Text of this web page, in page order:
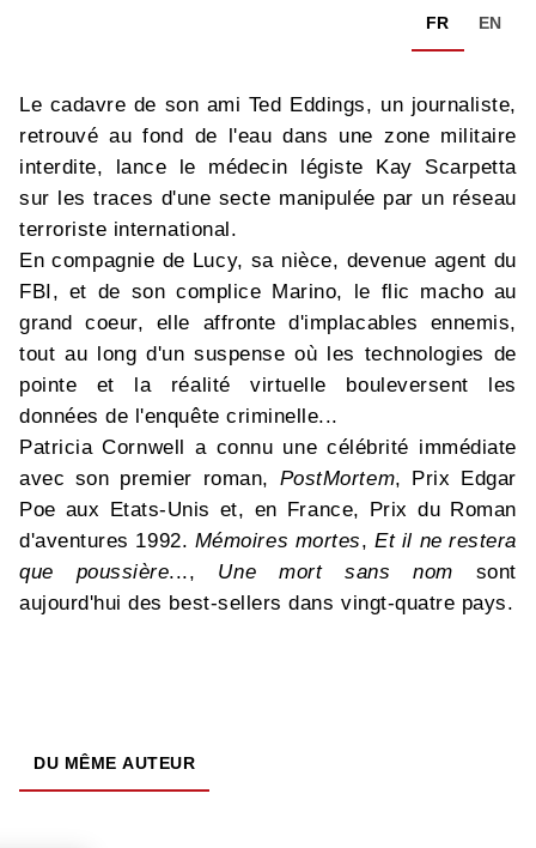
FR EN
Le cadavre de son ami Ted Eddings, un journaliste,
retrouvé au fond de l'eau dans une zone militaire
interdite, lance le médecin légiste Kay Scarpetta
sur les traces d'une secte manipulée par un réseau
terroriste international.
En compagnie de Lucy, sa nièce, devenue agent du
FBI, et de son complice Marino, le flic macho au
grand coeur, elle affronte d'implacables ennemis,
tout au long d'un suspense où les technologies de
pointe et la réalité virtuelle bouleversent les
données de l'enquête criminelle...
Patricia Cornwell a connu une célébrité immédiate
avec son premier roman, PostMortem, Prix Edgar
Poe aux Etats-Unis et, en France, Prix du Roman
d'aventures 1992. Mémoires mortes,Et il ne restera
que poussière..., Une mort sans nom sont
aujourd'hui des best-sellers dans vingt-quatre pays.
DU MÊME AUTEUR